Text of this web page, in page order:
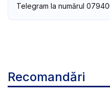
Telegram la numărul
Recomandări